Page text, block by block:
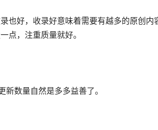
点，注重质量就好。